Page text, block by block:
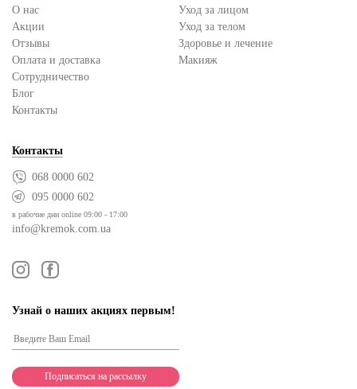
О нас
Акции
Отзывы
Оплата и доставка
Сотрудничество
Блог
Контакты
Уход за лицом
Уход за телом
Здоровье и лечение
Макияж
Контакты
068 0000 602
095 0000 602
в рабочие дни online 09:00 - 17:00
info@kremok.com.ua
Узнай о наших акциях первым!